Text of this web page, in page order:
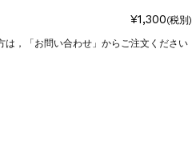
¥1,300(税別)
は，「お問い合わせ」からご注文ください